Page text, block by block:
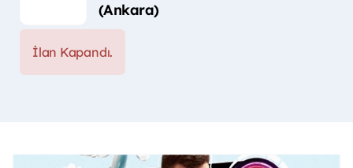
(Ankara)
İlan Kapandı.